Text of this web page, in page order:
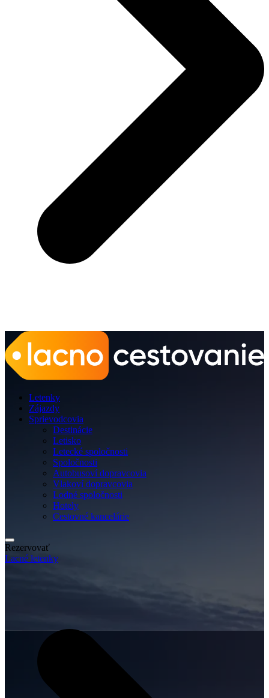
Letenky
Zájazdy
Sprievodcovia
Destinácie
Letisko
Letecké spoločnosti
Spoločnosti
Autobusoví dopravcovia
Vlakoví dopravcovia
Lodné spoločnosti
Hotely
Cestovné kancelárie
Rezervovať
Lacné letenky